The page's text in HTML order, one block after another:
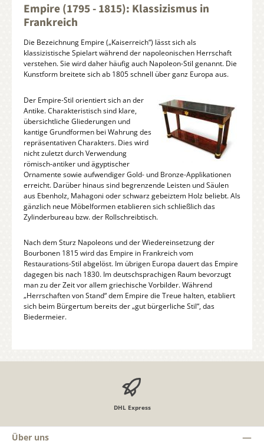
Empire (1795 - 1815): Klassizismus in
Frankreich
Die Bezeichnung Empire („Kaiserreich“) lässt sich als
klassizistische Spielart während der napoleonischen Herrschaft
verstehen. Sie wird daher häufig auch Napoleon-Stil genannt. Die
Kunstform breitete sich ab 1805 schnell über ganz Europa aus.
Der Empire-Stil orientiert sich an der
Antike. Charakteristisch sind klare,
übersichtliche Gliederungen und
kantige Grundformen bei Wahrung des
repräsentativen Charakters. Dies wird
nicht zuletzt durch Verwendung
römisch-antiker und ägyptischer
Ornamente sowie aufwendiger Gold- und Bronze-Applikationen
erreicht. Darüber hinaus sind begrenzende Leisten und Säulen
aus Ebenholz, Mahagoni oder schwarz gebeiztem Holz beliebt. Als
gänzlich neue Möbelformen etablieren sich schließlich das
Zylinderbureau bzw. der Rollschreibtisch.
Nach dem Sturz Napoleons und der Wiedereinsetzung der
Bourbonen 1815 wird das Empire in Frankreich vom
Restaurations-Stil abgelöst. Im übrigen Europa dauert das Empire
dagegen bis nach 1830. Im deutschsprachigen Raum bevorzugt
man zu der Zeit vor allem griechische Vorbilder. Während
„Herrschaften von Stand“ dem Empire die Treue halten, etabliert
sich beim Bürgertum bereits der „gut bürgerliche Stil“, das
Biedermeier.
DHL Express
Über uns